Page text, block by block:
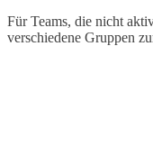
Für Teams, die nicht
verschiedene Gruppen